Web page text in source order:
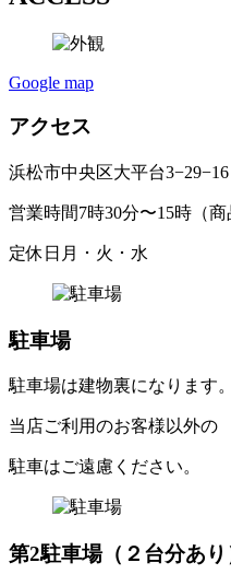
Google map
アクセス
浜松市中央区大平台3−29−16
営業時間7時30分〜15時（商
定休日 月 ･ 火 ･ 水
駐車場
駐車場は建物裏になります。
当店ご利用のお客様以外の
駐車はご遠慮ください。
第2駐車場（ ２ 台分あ り